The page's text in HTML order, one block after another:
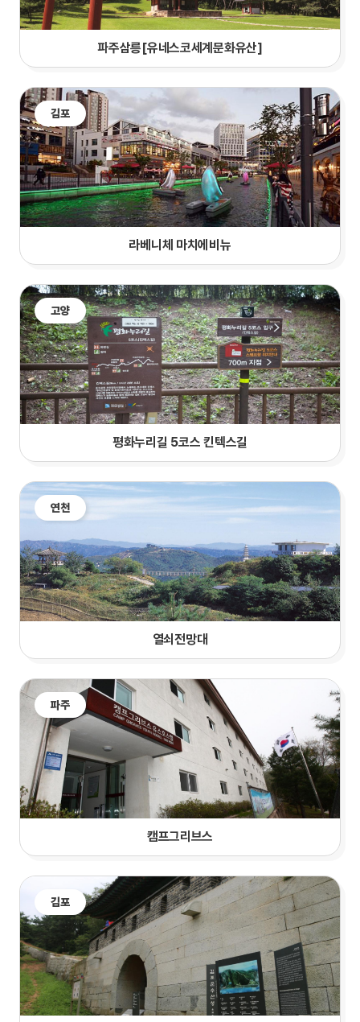
파주삼릉[유네스코세계문화유산]
김포
라베니체 마치에비뉴
고양
평화누리길 5코스 킨텍스길
연천
열쇠전망대
파주
캠프그리브스
김포